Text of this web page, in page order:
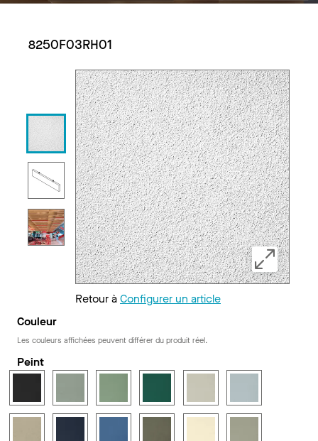
8250F03RH01
Retour àConfigurer un article
Couleur
Les couleurs affichées peuvent différer du produit réel.
Peint